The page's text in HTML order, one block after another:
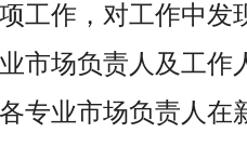
工作，对工作中发
市场负责人及工作
专业市场负责人在